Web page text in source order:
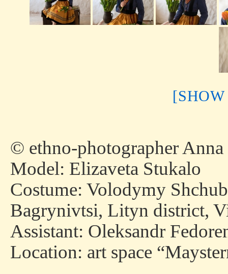
© ethno-photographer Anna
Model: Elizaveta Stukalo
Costume: Volodymy
Bagrynivtsi, Lityn district,
Assistant: Oleksandr
Location: art space